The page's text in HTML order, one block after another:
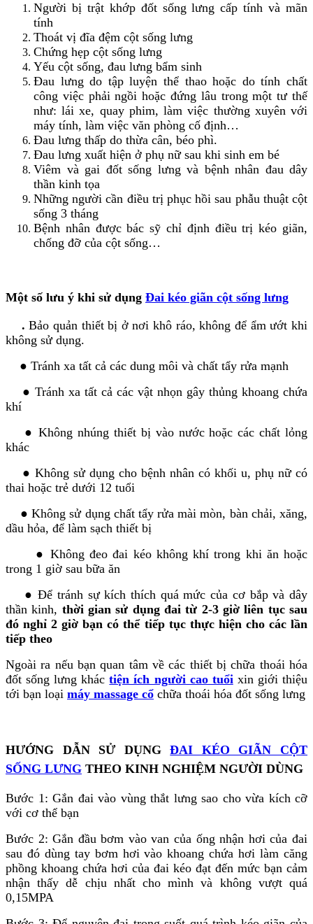
Người bị trật khớp đốt sống lưng cấp tính và mãn
tính
Thoát vị đĩa đệm cột sống lưng
Chứng hẹp cột sống lưng
Yếu cột sống, đau lưng bẩm sinh
Đau lưng do tập luyện thể thao hoặc do tính chất
công việc phải ngồi hoặc đứng lâu trong một tư thế
như: lái xe, quay phim, làm việc thường xuyên với
máy tính, làm việc văn phòng cố định…
Đau lưng thấp do thừa cân, béo phì.
Đau lưng xuất hiện ở phụ nữ sau khi sinh em bé
Viêm và gai đốt sống lưng và bệnh nhân đau dây
thần kinh tọa
Những người cần điều trị phục hồi sau phẫu thuật cột
sống 3 tháng
Bệnh nhân được bác sỹ chỉ định điều trị kéo giãn,
chống đỡ của cột sống…
Một số lưu ý khi sử dụng Đai kéo giãn cột sống lưng
. Bảo quản thiết bị ở nơi khô ráo, không để ẩm ướt khi
không sử dụng.
● Tránh xa tất cả các dung môi và chất tẩy rửa mạnh
● Tránh xa tất cả các vật nhọn gây thủng khoang chứa
khí
● Không nhúng thiết bị vào nước hoặc các chất lỏng
khác
● Không sử dụng cho bệnh nhân có khối u, phụ nữ có
thai hoặc trẻ dưới 12 tuổi
● Không sử dụng chất tẩy rửa mài mòn, bàn chải, xăng,
dầu hỏa, để làm sạch thiết bị
● Không đeo đai kéo không khí trong khi ăn hoặc
trong 1 giờ sau bữa ăn
● Để tránh sự kích thích quá mức của cơ bắp và dây
thần kinh, thời gian sử dụng đaitừ 2-3 giờ liên tục sau
đó nghỉ 2 giờ bạn có thể tiếp tục thực hiện cho các lần
tiếp theo
Ngoài ra nếu bạn quan tâm về các thiết bị chữa thoái hóa
đốt sống lưng kháctiện ích người cao tuổi xin giới thiệu
tới bạn loại máy massage cổ chữa thoái hóa đốt sống lưng
HƯỚNG DẪN SỬ DỤNGĐAI KÉO GIÃN CỘT
SỐNG LƯNG THEO KINH NGHIỆM NGƯỜI DÙNG
Bước 1: Gắn đai vào vùng thắt lưng sao cho vừa kích cỡ
với cơ thể bạn
Bước 2: Gắn đầu bơm vào van của ống nhận hơi của đai
sau đó dùng tay bơm hơi vào khoang chứa hơi làm căng
phồng khoang chứa hơi của đai kéo đạt đến mức bạn cảm
nhận thấy dễ chịu nhất cho mình và không vượt quá
0,15MPA